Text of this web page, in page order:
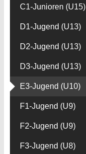
C1-Junioren (U15)
D1-Jugend (U13)
D2-Jugend (U13)
D3-Jugend (U13)
E3-Jugend (U10)
F1-Jugend (U9)
F2-Jugend (U9)
F3-Jugend (U8)